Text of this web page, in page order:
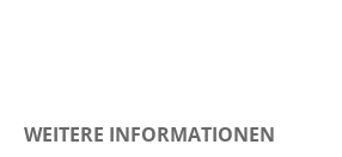
WEITERE INFORMATIONEN